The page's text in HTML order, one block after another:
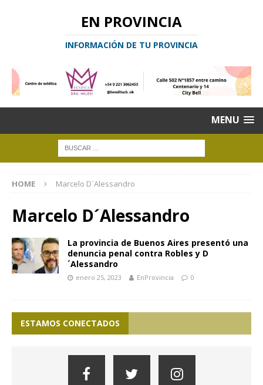
EN PROVINCIA
INFORMACIÓN DE TU PROVINCIA
MENU
HOME Marcelo D´Alessandro
Marcelo D´Alessandro
La provincia de Buenos Aires presentó una
denuncia penal contra Robles y D
´Alessandro
enero 25, 2023 EnProvincia 0
ESTAMOS CONECTADOS